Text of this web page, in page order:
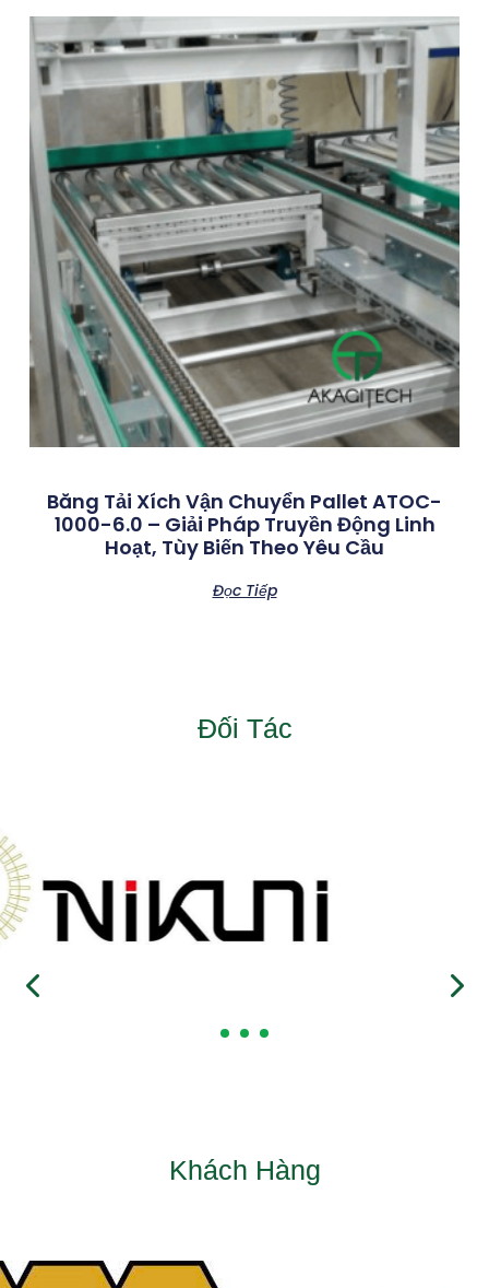
Băng Tải Xích Vận Chuyển Pallet ATOC-
1000-6.0 – Giải Pháp Truyền Động Linh
Hoạt, Tùy Biến Theo Yêu Cầu
Đọc Tiếp
Đối Tác
Khách Hàng